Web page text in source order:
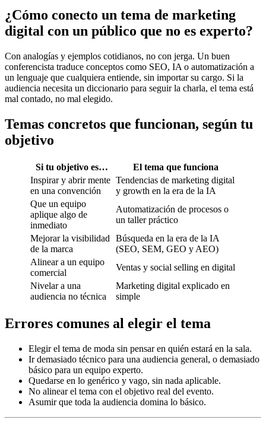
¿Cómo conecto un tema de marketing
digital con un público que no es experto?
Con analogías y ejemplos cotidianos, no con jerga. Un buen
conferencista traduce conceptos como SEO, IA o automatización a
un lenguaje que cualquiera entiende, sin importar su cargo. Si la
audiencia necesita un diccionario para seguir la charla, el tema está
mal contado, no mal elegido.
Temas concretos que funcionan, según tu
objetivo
Si tu objetivo es…
El tema que funciona
Inspirar y abrir mente
en una convención
Tendencias de marketing digital
y growth en la era de la IA
Que un equipo
aplique algo de
inmediato
Automatización de procesos o
un taller práctico
Mejorar la visibilidad
de la marca
Búsqueda en la era de la IA
(SEO, SEM, GEO y AEO)
Alinear a un equipo
comercial
Ventas y social selling en digital
Nivelar a una
audiencia no técnica
Marketing digital explicado en
simple
Errores comunes al elegir el tema
Elegir el tema de moda sin pensar en quién estará en la sala.
Ir demasiado técnico para una audiencia general, o demasiado
básico para un equipo experto.
Quedarse en lo genérico y vago, sin nada aplicable.
No alinear el tema con el objetivo real del evento.
Asumir que toda la audiencia domina lo básico.